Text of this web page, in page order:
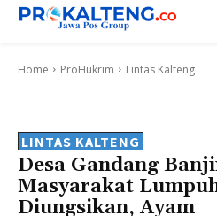
Home ProHukrim Lintas Kalteng
LINTAS KALTENG
Desa Gandang
Masyarakat
Diungsikan, Ayam